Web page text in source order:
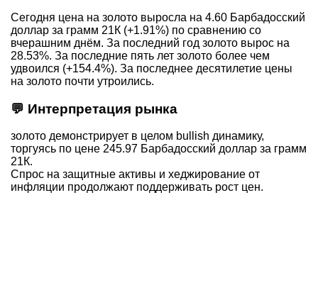
Сегодня цена на золото выросла на 4.60 Барбадосский
доллар за грамм 21К (+1.91%) по сравнению со
вчерашним днём. За последний год золото вырос на
28.53%. За последние пять лет золото более чем
удвоился (+154.4%). За последнее десятилетие цены
на золото почти утроились.
💬 Интерпретация рынка
золото демонстрирует в целом bullish динамику,
торгуясь по цене 245.97 Барбадосский доллар за грамм
21К.
Спрос на защитные активы и хеджирование от
инфляции продолжают поддерживать рост цен.